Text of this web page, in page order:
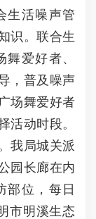
活噪声管
识。联合生
爱好者、
，普及噪声
场舞爱好者
活动时段。
我局城关派
园长廊在内
部位，每日
市明溪生态